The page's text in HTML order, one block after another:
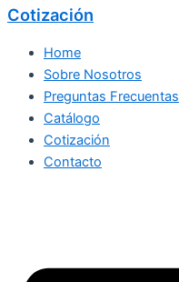
Cotización
Home
Sobre Nosotros
Preguntas Frecuentas
Catálogo
Cotización
Contacto